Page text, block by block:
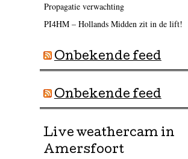
Propagatie verwachting
PI4HM – Hollands Midden zit in de lift!
Onbekende feed
Onbekende feed
Live weathercam in
Amersfoort